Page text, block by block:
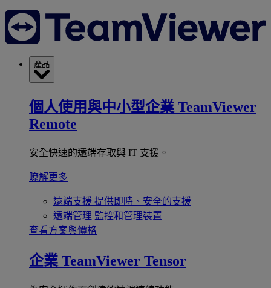
產品
個人使用與中小型企業 TeamViewer
Remote
安全快速的遠端存取與 IT 支援。
瞭解更多
遠端支援 提供即時、安全的支援
遠端管理 監控和管理裝置
查看方案與價格
企業 TeamViewer Tensor